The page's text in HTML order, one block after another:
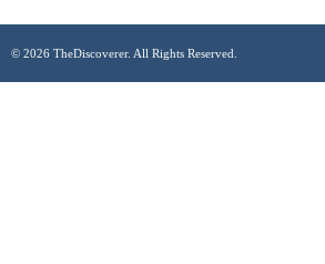
© 2026 TheDiscoverer. All Rights Reserved.